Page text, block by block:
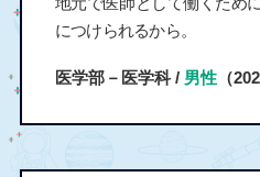
につけられるから。
医学部－医学科 / 男性（